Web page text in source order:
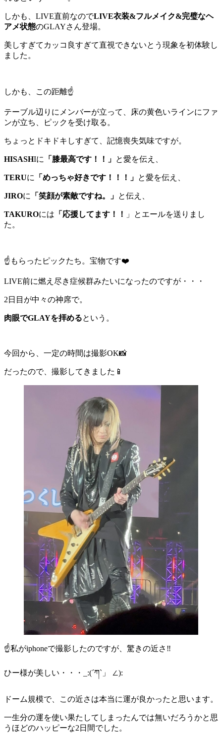
しかも、LIVE直前なのでLIVE衣装&フルメイク&完璧なヘ
アメ状態のGLAYさん登場。
美しすぎてカッコ良すぎて直視できないとう現象を初体験し
ました。
しかも、この距離☝️
テーブル辺りにメンバーが立って、床の黄色いラインにファ
ンが立ち、ピックを受け取る。
ちょっとドキドキしすぎて、記憶喪失気味ですが。
HISASHIに 「膝最高です！！」 と愛を伝え、
TERUに 「めっちゃ好きです！！！」 と愛を伝え、
JIROに 「笑顔が素敵ですね。」 と伝え、
TAKUROには 「応援してます！！
」とエールを送りまし
た。
☝️もらったピックたち。宝物です❤️
LIVE前に燃え尽き症候群みたいになったのですが・・・
2日目が中々の神席で。
肉眼でGLAYを拝めるという。
今回から、一定の時間は撮影OK📸
だったので、撮影してきました📱
☝️私がiphoneで撮影したのですが、驚きの近さ‼️
ひー様が美しい・・・_:(´ཀ`」 ∠):
ドーム規模で、この近さは本当に運が良かったと思います。
一生分の運を使い果たしてしまったんでは無いだろうかと思
うほどのハッピーな2日間でした。